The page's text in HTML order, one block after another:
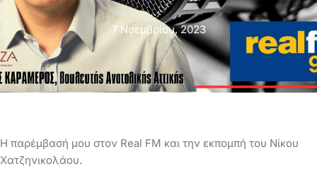
7 Νοεμβρίου, 2023
Η παρέμβασή μου στον Real FM και την εκπομπή του Νίκου
Χατζηνικολάου.